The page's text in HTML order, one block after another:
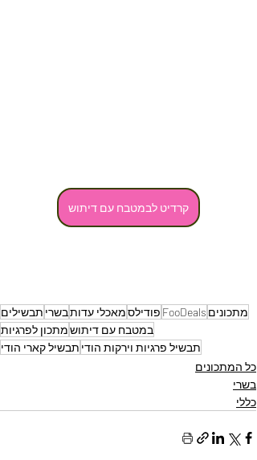
קרדיט לבמטבח עם דיתוש
מתכונים FooDeals פודילסמאכלי עדותבשרי תבשילים
במטבח עם דיתושמתכון לפרגיות
תבשיל פרגיות וירקות הודי תבשיל קארי הודי
כל המתכונים
בשרי
כללי